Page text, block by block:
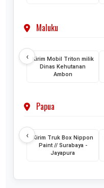
Maluku
‹
Kirim Mobil Triton milik
Dinas Kehutanan
Ambon
Papua
‹
Kirim Truk Box Nippon
Paint // Surabaya -
Jayapura